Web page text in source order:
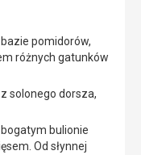
pomidorów,
różnych gatunków
z solonego dorsza,
bulionie
Od słynnej